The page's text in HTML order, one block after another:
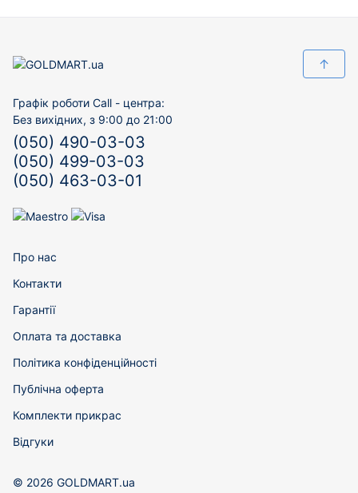
↑
Графік роботи Call - центра:
Без вихідних, з 9:00 до 21:00
(050) 490-03-03
(050) 499-03-03
(050) 463-03-01
Про нас
Контакти
Гарантії
Оплата та доставка
Політика конфіденційності
Публічна оферта
Комплекти прикрас
Відгуки
© 2026 GOLDMART.ua